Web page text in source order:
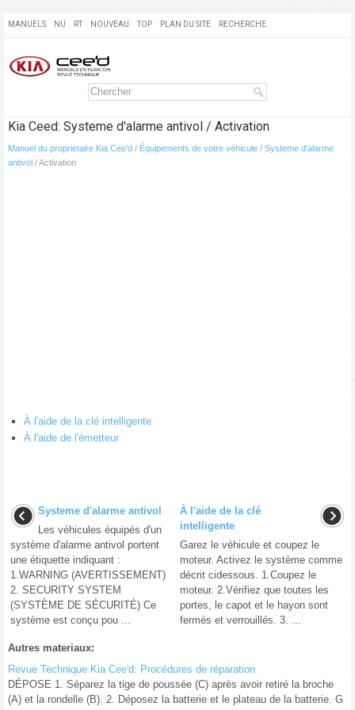
MANUELS NU RT NOUVEAU TOP PLAN DU SITE RECHERCHE
Kia Ceed: Systeme d'alarme antivol / Activation
Manuel du proprietaire Kia Cee'd / Équipements de votre véhicule / Systeme d'alarme
antivol / Activation
À l'aide de la clé intelligente
À l'aide de l'émetteur
Systeme d'alarme antivol
Les véhicules équipés d'un
système d'alarme antivol portent
une étiquette indiquant :
1.WARNING (AVERTISSEMENT)
2. SECURITY SYSTEM
(SYSTÈME DE SÉCURITÉ) Ce
système est conçu pou ...
À l'aide de la clé
intelligente
Garez le véhicule et coupez le
moteur. Activez le système comme
décrit cidessous. 1.Coupez le
moteur. 2.Vérifiez que toutes les
portes, le capot et le hayon sont
fermés et verrouillés. 3. ...
Autres materiaux:
Revue Technique Kia Cee'd: Procédures de réparation
DÉPOSE 1. Séparez la tige de poussée (C) après avoir retiré la broche
(A) et la rondelle (B). 2. Déposez la batterie et le plateau de la batterie. G